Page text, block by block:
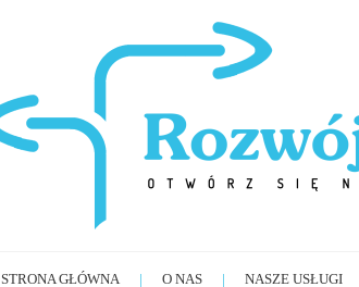
STRONA GŁÓWNA O NAS NASZE USŁUGI